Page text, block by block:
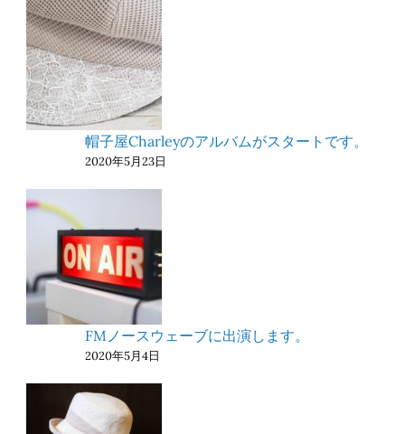
帽子屋Charleyのアルバムがスタートです。
2020年5月23日
FMノースウェーブに出演します。
2020年5月4日